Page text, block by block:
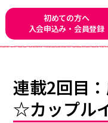
MATCHING
マッチング
ご成婚カップルメッセー
初めての方へ
入会申込み・会員登録
連載2回目
☆カップル